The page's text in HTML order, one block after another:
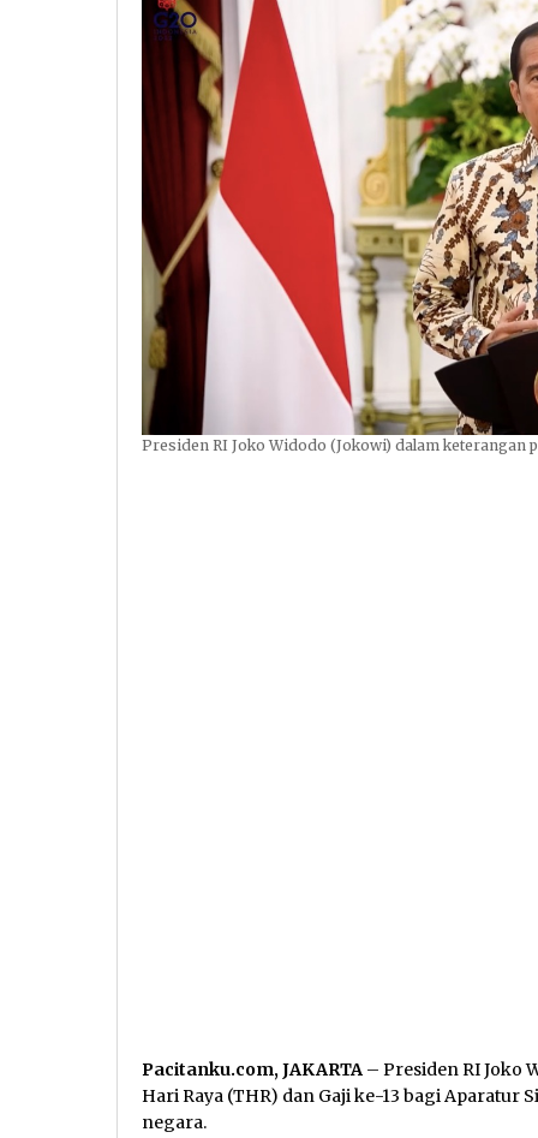
Presiden RI Joko Widodo (Jokowi) dalam keterangan
Pacitanku.com, JAKARTA – Presiden RI Joko
Hari Raya (THR) dan Gaji ke-13 bagi Aparatur
negara.